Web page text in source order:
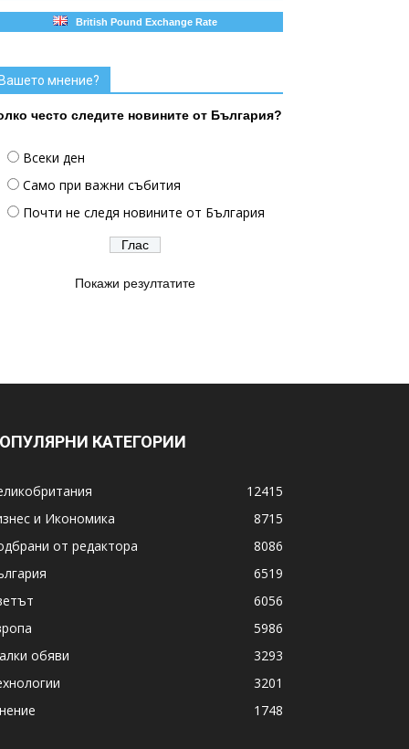
British Pound Exchange Rate
мнение?
често следите новините от България?
Всеки ден
Само при важни събития
Почти не следя новините от България
Покажи резултатите
КАТЕГОРИИ
12415
и Икономика
8715
от редактора
8086
6519
6056
5986
обяви
3293
3201
1748